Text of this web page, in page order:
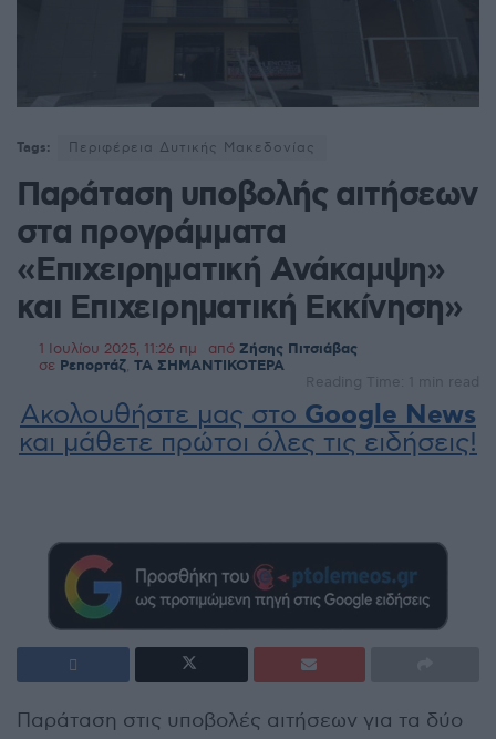
Tags: Περιφέρεια Δυτικής Μακεδονίας
Παράταση υποβολής αιτήσεων
στα προγράμματα
«Επιχειρηματική Ανάκαμψη»
και Επιχειρηματική Εκκίνηση»
1 Ιουλίου 2025, 11:26 πμ από Ζήσης Πιτσιάβας
σε Ρεπορτάζ ΤΑ ΣΗΜΑΝΤΙΚΟΤΕΡΑ
Reading Time: 1 min read
Ακολουθήστε μας στο Google News
και μάθετε πρώτοι όλες τις ειδήσεις!
Παράταση στις υποβολές αιτήσεων για τα δύο